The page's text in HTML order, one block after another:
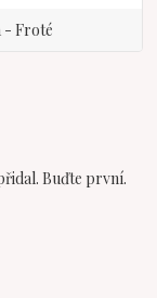
- Froté
Buďte první.